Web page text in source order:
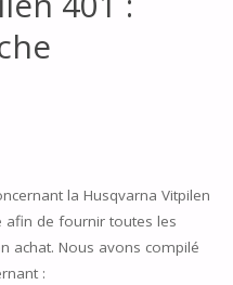
la Husqvarna Vitpilen
afin de fournir toutes les
achat. Nous avons compilé
: